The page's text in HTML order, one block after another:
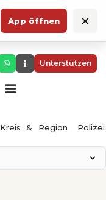
App öffnen ×
Unterstützen
Kreis & Region Polizei